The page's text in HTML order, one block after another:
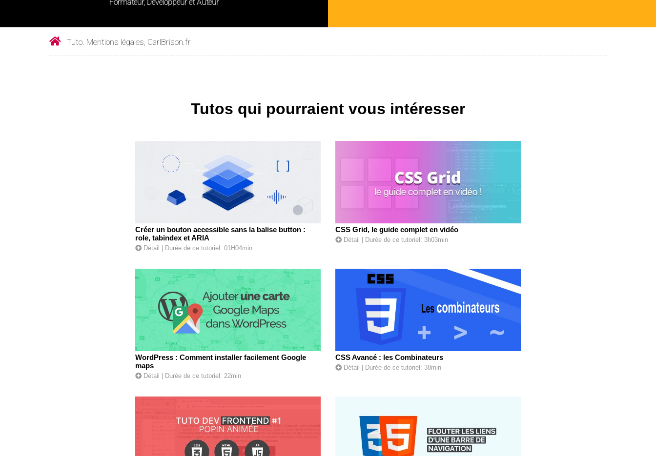
Formateur, Développeur et Auteur
Tuto. Mentions légales, CarlBrison.fr
Tutos qui pourraient vous intéresser
Créer un bouton accessible sans la balise button :
role, tabindex et ARIA
Détail | Durée de ce tutoriel: 01H04min
CSS Grid, le guide complet en vidéo
Détail | Durée de ce tutoriel: 3h03min
WordPress : Comment installer facilement Google
maps
Détail | Durée de ce tutoriel: 22min
CSS Avancé : les Combinateurs
Détail | Durée de ce tutoriel: 38min